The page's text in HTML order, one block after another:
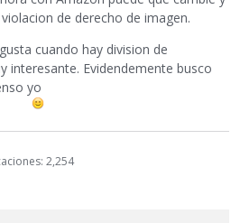
de derecho de imagen.
cuando hay division de
interesante. Evidendemente busco
yo
2,254